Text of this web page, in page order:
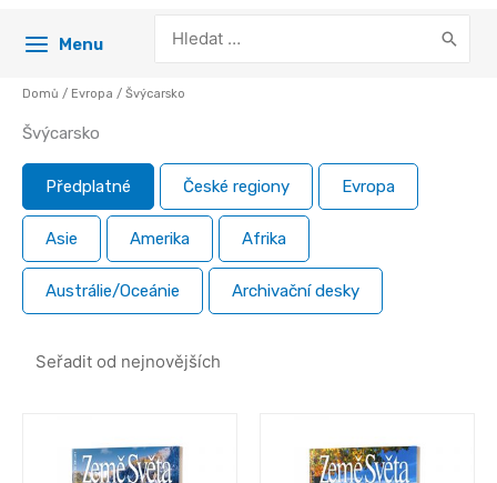
Menu
for:
Domů / Evropa / Švýcarsko
Švýcarsko
Předplatné České regiony Evropa
Asie Amerika Afrika
Austrálie/Oceánie Archivační desky